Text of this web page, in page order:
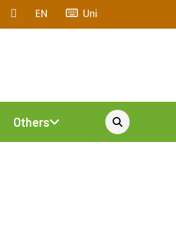
EN Uni
Others